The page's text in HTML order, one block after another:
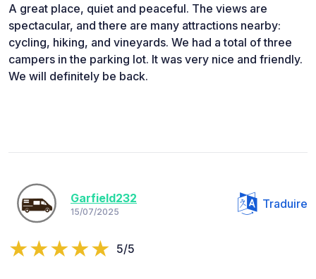
A great place, quiet and peaceful. The views are
spectacular, and there are many attractions nearby:
cycling, hiking, and vineyards. We had a total of three
campers in the parking lot. It was very nice and friendly.
We will definitely be back.
Garfield232
15/07/2025
Traduire
5/5